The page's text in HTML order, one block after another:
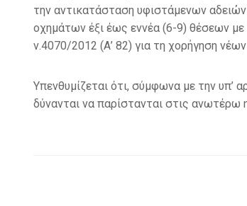
την αντικατάσταση υφιστάμενων
οχημάτων έξι έως εννέα (6-9) θέσεων με
ν.4070/2012 (Α’ 82) για τη χορήγηση
Υπενθυμίζεται ότι, σύμφωνα με την
δύνανται να παρίστανται στις